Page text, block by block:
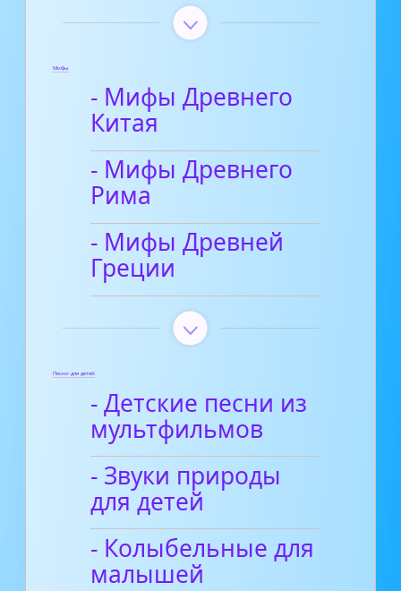
Мифы
- Мифы Древнего
Китая
- Мифы Древнего
Рима
- Мифы Древней
Греции
Песни для детей
- Детские песни из
мультфильмов
- Звуки природы
для детей
- Колыбельные для
малышей